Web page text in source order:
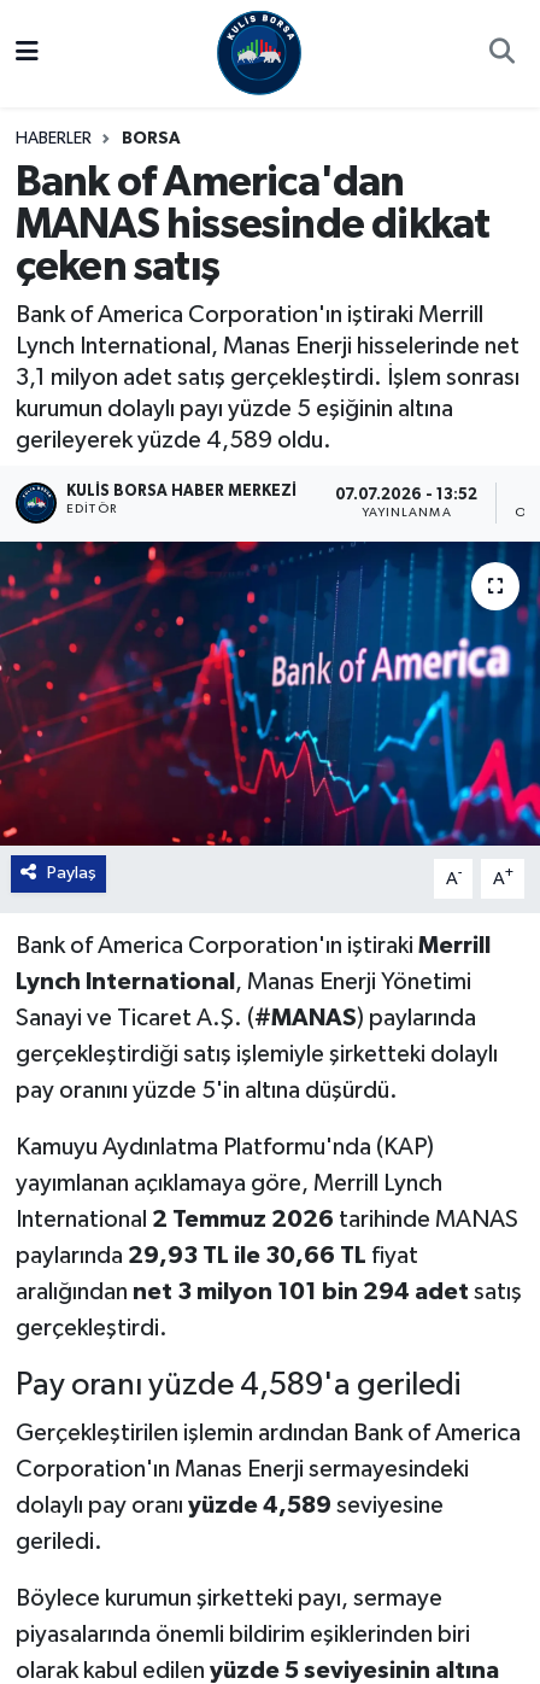
HABERLER BORSA
Bank of America'dan
MANAS hissesinde dikkat
çeken satış
Bank of America Corporation'ın iştiraki Merrill
Lynch International, Manas Enerji hisselerinde net
3,1 milyon adet satış gerçekleştirdi. İşlem sonrası
kurumun dolaylı payı yüzde 5 eşiğinin altına
gerileyerek yüzde 4,589 oldu.
KULIS BORSA HABER MERKEZI
EDITÖR
07.07.2026 - 13:52
YAYINLANMA
Paylaş A- A+
Bank of America Corporation'ın iştiraki Merrill
Lynch International , Manas Enerji Yönetimi
Sanayi ve Ticaret A.Ş. (#MANAS) paylarında
gerçekleştirdiği satış işlemiyle şirketteki dolaylı
pay oranını yüzde 5'in altına düşürdü.
Kamuyu Aydınlatma Platformu'nda (KAP)
yayımlanan açıklamaya göre, Merrill Lynch
International 2 Temmuz 2026 tarihinde MANAS
paylarında 29,93 TL ile 30,66 TL fiyat
aralığından net 3 milyon 101 bin 294 adet satış
gerçekleştirdi.
Pay oranı yüzde 4,589'a geriledi
Gerçekleştirilen işlemin ardından Bank of America
Corporation'ın Manas Enerji sermayesindeki
dolaylı pay oranı yüzde 4,589 seviyesine
geriledi.
Böylece kurumun şirketteki payı, sermaye
piyasalarında önemli bildirim eşiklerinden biri
olarak kabul edilen yüzde 5 seviyesinin altına
Kulis Haber
Halka Arzlar
Ekonomi
Süper Lig Puan Durumu ve Fikstür
Tüm Manşetler
Son Dakika Haberleri
Haber Arşivi